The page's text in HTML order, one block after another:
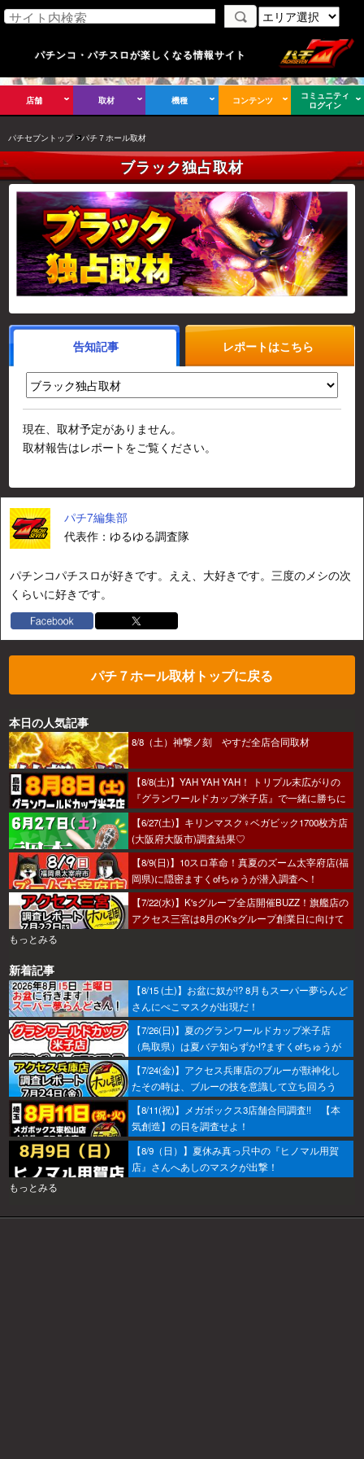
パチンコ・パチスロが楽しくなる情報サイト
店舗 取材 機種 コンテンツ
コミュニティ
ログイン
パチセブントップ パチ７ホール取材
ブラック独占取材
告知記事 レポートはこちら
現在、取材予定がありません。
取材報告はレポートをご覧ください。
パチ7編集部
代表作：ゆるゆる調査隊
パチンコパチスロが好きです。ええ、大好きです。三度のメシの次
くらいに好きです。
パチ７ホール取材トップに戻る
本日の人気記事
8/8（土）神撃ノ刻 やすだ全店合同取材
【8/8(土)】YAH YAH YAH！ トリプル末広がりの
『グランワールドカップ米子店』で一緒に勝ちに
行こうか～！
【6/27(土)】キリンマスク♀ベガビック1700枚方店
(大阪府大阪市)調査結果♡
【8/9(日)】10スロ革命！真夏のズーム太宰府店(福
岡県)に隠密ますくofちゅうが潜入調査へ！
【7/22(水)】K'sグループ全店開催BUZZ！旗艦店の
アクセス三宮は8月のK'sグループ創業日に向けて
もっとみる
新着記事
【8/15 (土)】お盆に奴が!? 8月もスーパー夢らんど
さんにぺこマスクが出現だ！
【7/26(日)】夏のグランワールドカップ米子店
（鳥取県）は夏バテ知らずか!?ますくofちゅうが
調査してきたで～！
【7/24(金)】アクセス兵庫店のブルーが獣神化し
たその時は、ブルーの技を意識して立ち回ろう
ぞ！
【8/11(祝)】メガボックス3店舗合同調査!! 【本
気創造】の日を調査せよ！
【8/9（日）】夏休み真っ只中の『ヒノマル用賀
店』さんへあしのマスクが出撃！
もっとみる